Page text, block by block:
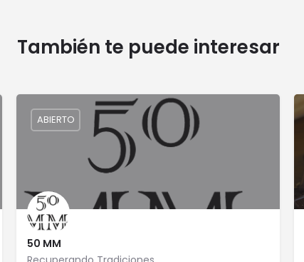
También te puede interesar
50 MM
ABIERTO